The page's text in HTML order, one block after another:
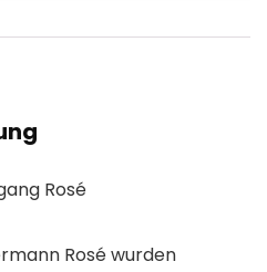
Rosé
Rosé wurden